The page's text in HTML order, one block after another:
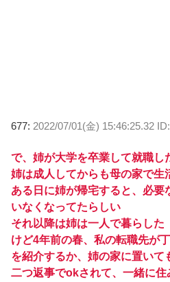
677: 2022/07/01(金) 15:46:25.32
で、姉が大学を卒業して就職し
姉は成人してからも母の家で生
ある日に姉が帰宅すると、必要
いなくなってたらしい
それ以降は姉は一人で暮らした
けど4年前の春、私の転職先が
を紹介するか、姉の家に置いて
二つ返事でokされて、一緒に